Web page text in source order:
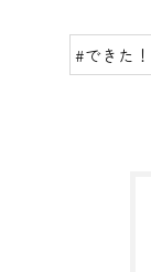
#できた！